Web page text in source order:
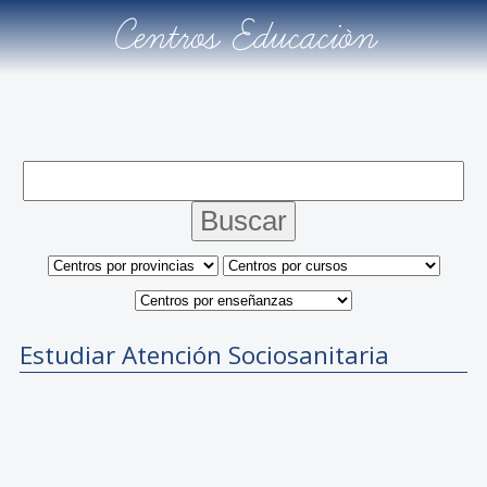
Centros Educación
Estudiar Atención Sociosanitaria